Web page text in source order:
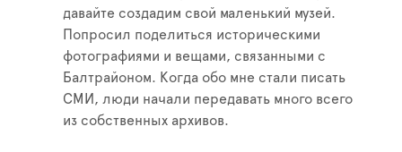
давайте создадим свой маленький музей.
Попросил поделиться историческими
фотографиями и вещами, связанными с
Балтрайоном. Когда обо мне стали писать
СМИ, люди начали передавать много всего
из собственных архивов.